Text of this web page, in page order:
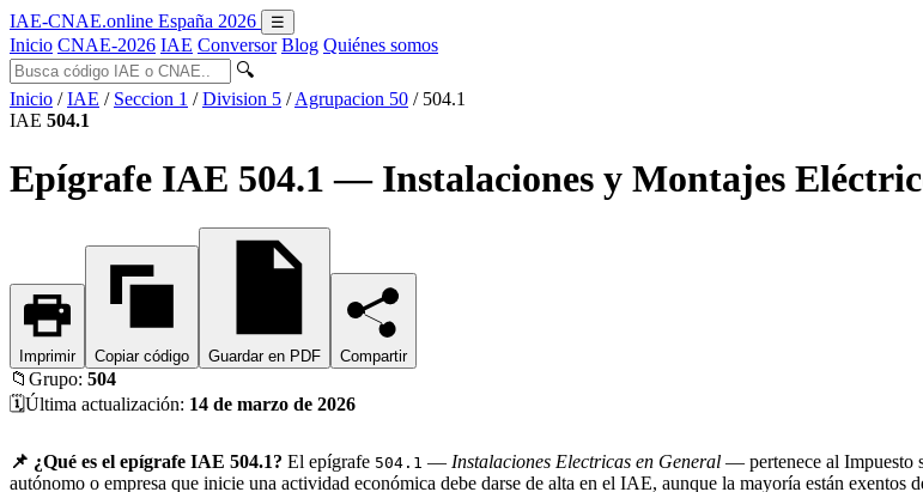
IAE-CNAE.online España 2026 ☰
Inicio CNAE-2026 IAE Conversor Blog Quiénes somos
🔍
Inicio / IAE / Seccion 1 / Division 5 / Agrupacion 50 / 504.1
IAE 504.1
Epígrafe IAE 504.1 — Instalaciones y Montajes
Imprimir Copiar código Guardar en PDF Compartir
📁 Grupo: 504
🗓️Última actualización: 14 de marzo de 2026
📌 ¿Qué es el epígrafe IAE 504.1? El epígrafe 504.1 — Instalaciones Electricas en General — pertenece al Impuesto
autónomo o empresa que inicie una actividad económica debe darse de alta en el IAE, aunque la mayoría están exentos